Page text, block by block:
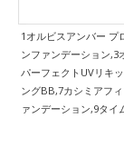
1オルビスアンバー プ
ンファンデーション,3
パーフェクトUVリキ
ングBB,7カシミアフ
ァンデーション,9タイ